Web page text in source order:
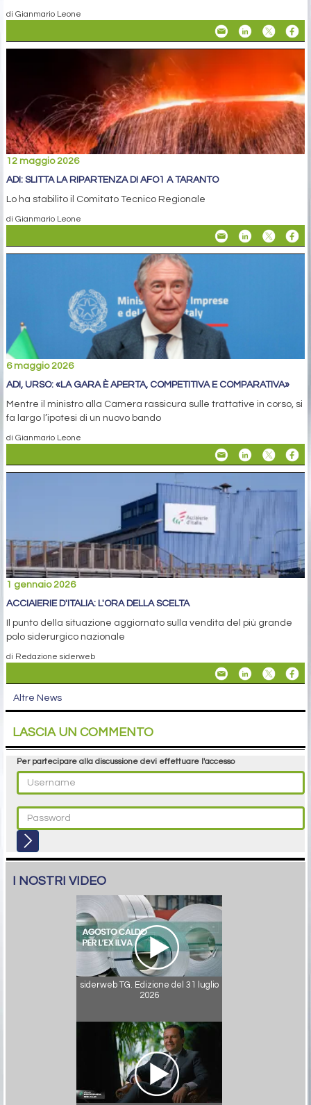
di Gianmario Leone
12 maggio 2026
ADI: SLITTA LA RIPARTENZA DI AFO1 A TARANTO
Lo ha stabilito il Comitato Tecnico Regionale
di Gianmario Leone
6 maggio 2026
ADI, URSO: «LA GARA È APERTA, COMPETITIVA E COMPARATIVA»
Mentre il ministro alla Camera rassicura sulle trattative in corso, si
fa largo l’ipotesi di un nuovo bando
di Gianmario Leone
1 gennaio 2026
ACCIAIERIE D'ITALIA: L'ORA DELLA SCELTA
Il punto della situazione aggiornato sulla vendita del più grande
polo siderurgico nazionale
di Redazione siderweb
Altre News
LASCIA UN COMMENTO
Per partecipare alla discussione devi effettuare l'accesso
I NOSTRI VIDEO
siderweb TG. Edizione del 31 luglio
2026